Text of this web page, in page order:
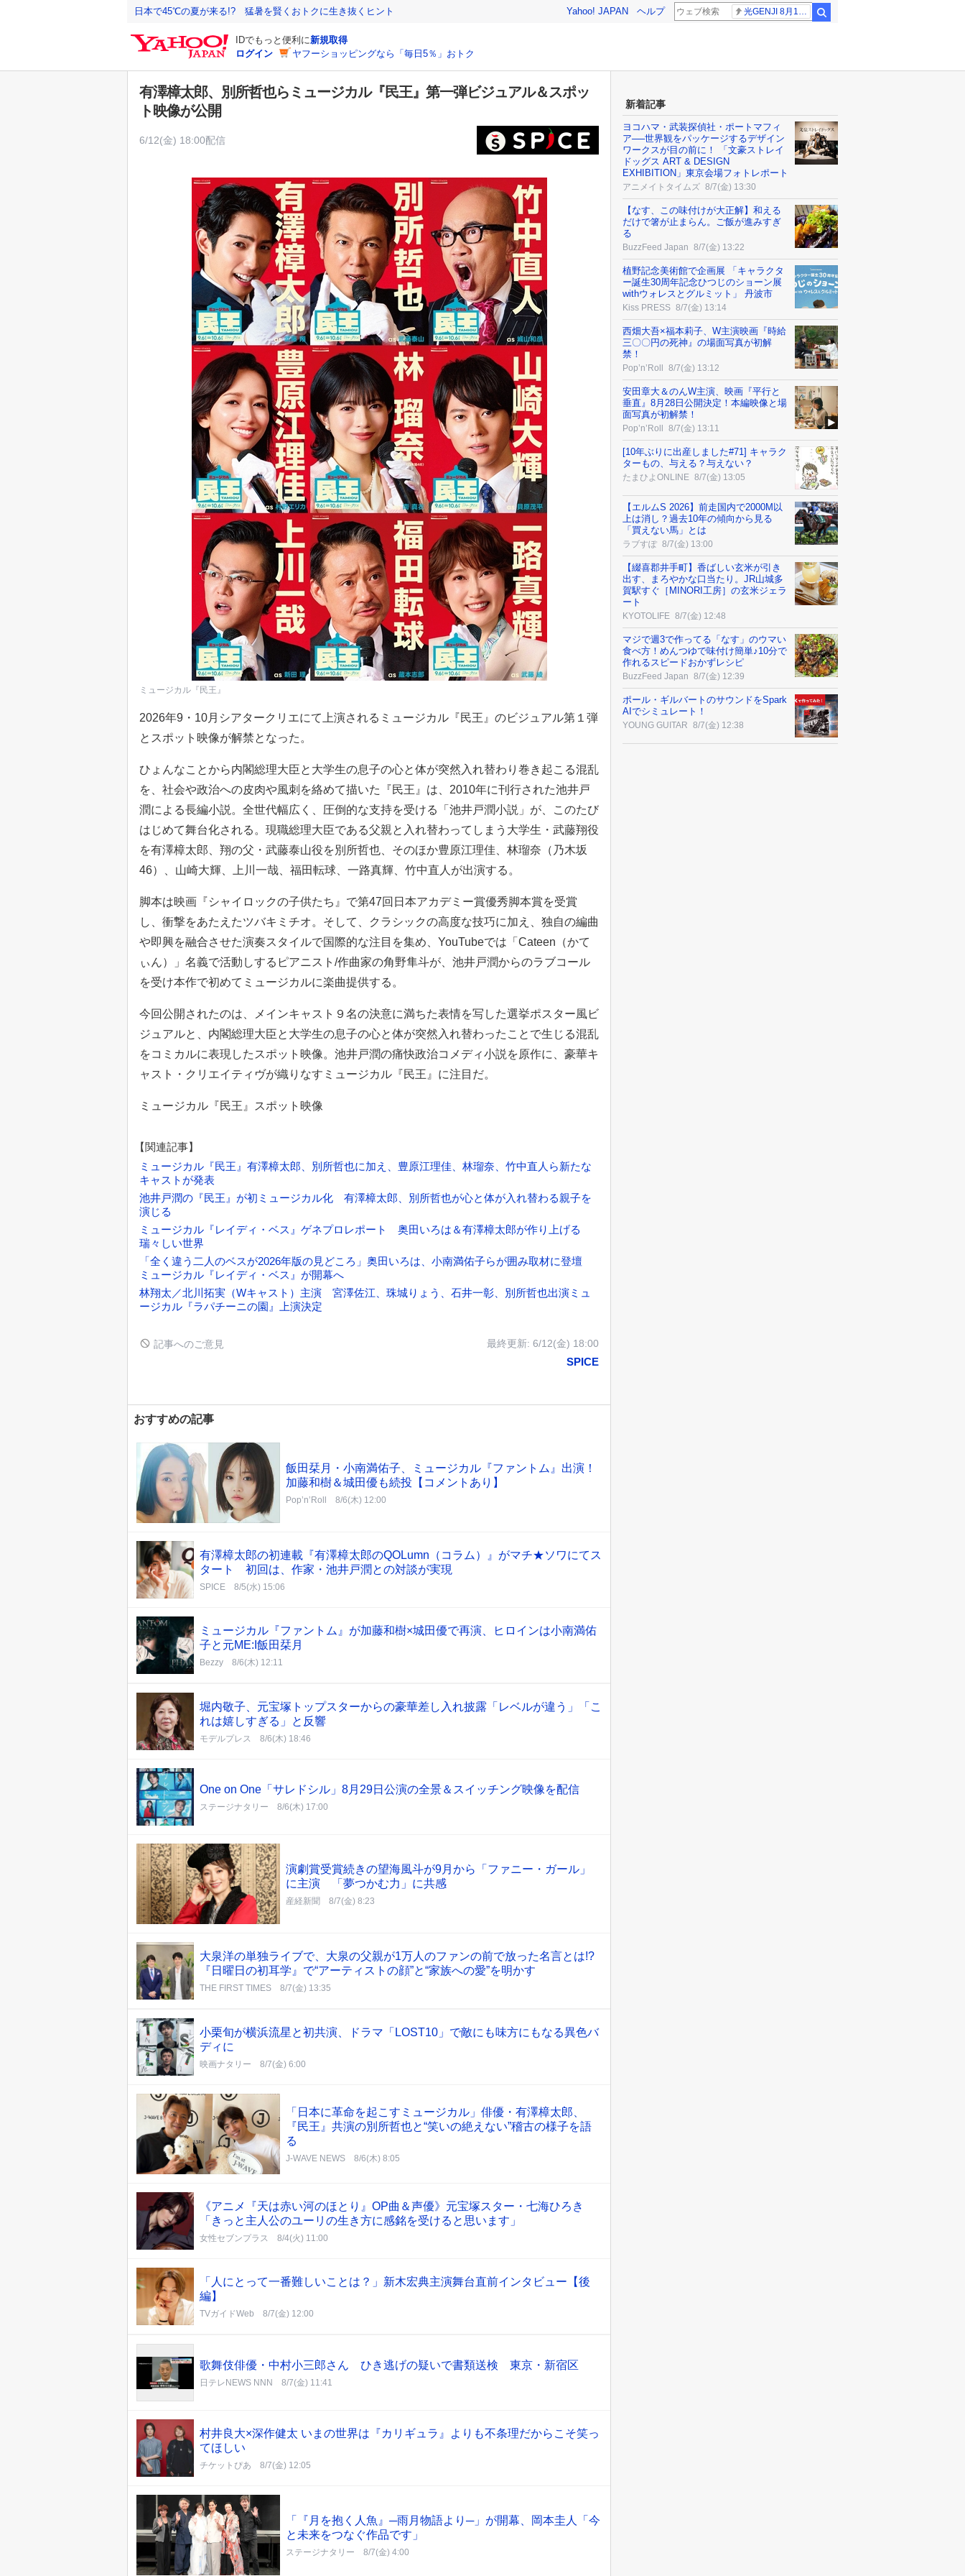
日本で45℃の夏が来る!? 猛暑を賢くおトクに生き抜くヒント Yahoo! JAPAN ヘルプ 光GENJI 8月19日
IDでもっと便利に新規取得
ログイン
ヤフーショッピングなら「毎日5％」おトク
有澤樟太郎、別所哲也らミュージカル『民王』第一弾ビジュアル＆スポッ
ト映像が公開
6/12(金) 18:00配信
ミュージカル『民王』
2026年9・10月シアタークリエにて上演されるミュージカル『民王』のビジュアル第１弾
とスポット映像が解禁となった。
ひょんなことから内閣総理大臣と大学生の息子の心と体が突然入れ替わり巻き起こる混乱
を、社会や政治への皮肉や風刺を絡めて描いた『民王』は、2010年に刊行された池井戸
潤による長編小説。全世代幅広く、圧倒的な支持を受ける「池井戸潤小説」が、このたび
はじめて舞台化される。現職総理大臣である父親と入れ替わってしまう大学生・武藤翔役
を有澤樟太郎、翔の父・武藤泰山役を別所哲也、そのほか豊原江理佳、林瑠奈（乃木坂
46）、山崎大輝、上川一哉、福田転球、一路真輝、竹中直人が出演する。
脚本は映画『シャイロックの子供たち』で第47回日本アカデミー賞優秀脚本賞を受賞
し、衝撃をあたえたツバキミチオ。そして、クラシックの高度な技巧に加え、独自の編曲
や即興を融合させた演奏スタイルで国際的な注目を集め、YouTubeでは「Cateen（かて
ぃん）」名義で活動しするピアニスト/作曲家の角野隼斗が、池井戸潤からのラブコール
を受け本作で初めてミュージカルに楽曲提供する。
今回公開されたのは、メインキャスト９名の決意に満ちた表情を写した選挙ポスター風ビ
ジュアルと、内閣総理大臣と大学生の息子の心と体が突然入れ替わったことで生じる混乱
をコミカルに表現したスポット映像。池井戸潤の痛快政治コメディ小説を原作に、豪華キ
ャスト・クリエイティヴが織りなすミュージカル『民王』に注目だ。
ミュージカル『民王』スポット映像
【関連記事】
ミュージカル『民王』有澤樟太郎、別所哲也に加え、豊原江理佳、林瑠奈、竹中直人ら新たな
キャストが発表
池井戸潤の『民王』が初ミュージカル化 有澤樟太郎、別所哲也が心と体が入れ替わる親子を
演じる
ミュージカル『レイディ・ベス』ゲネプロレポート 奥田いろは＆有澤樟太郎が作り上げる
瑞々しい世界
「全く違う二人のベスが2026年版の見どころ」奥田いろは、小南満佑子らが囲み取材に登壇
ミュージカル『レイディ・ベス』が開幕へ
林翔太／北川拓実（Wキャスト）主演 宮澤佐江、珠城りょう、石井一彰、別所哲也出演ミュ
ージカル『ラパチーニの園』上演決定
記事へのご意見 最終更新: 6/12(金) 18:00
SPICE
おすすめの記事
飯田栞月・小南満佑子、ミュージカル『ファントム』出演！
加藤和樹＆城田優も続投【コメントあり】
Pop’n’Roll 8/6(木) 12:00
有澤樟太郎の初連載『有澤樟太郎のQOLumn（コラム）』がマチ★ソワにてス
タート 初回は、作家・池井戸潤との対談が実現
SPICE 8/5(水) 15:06
ミュージカル『ファントム』が加藤和樹×城田優で再演、ヒロインは小南満佑
子と元ME:I飯田栞月
Bezzy 8/6(木) 12:11
堀内敬子、元宝塚トップスターからの豪華差し入れ披露「レベルが違う」「こ
れは嬉しすぎる」と反響
モデルプレス 8/6(木) 18:46
One on One「サレドシル」8月29日公演の全景＆スイッチング映像を配信
ステージナタリー 8/6(木) 17:00
演劇賞受賞続きの望海風斗が9月から「ファニー・ガール」
に主演 「夢つかむ力」に共感
産経新聞 8/7(金) 8:23
大泉洋の単独ライブで、大泉の父親が1万人のファンの前で放った名言とは!?
『日曜日の初耳学』で“アーティストの顔”と“家族への愛”を明かす
THE FIRST TIMES 8/7(金) 13:35
小栗旬が横浜流星と初共演、ドラマ「LOST10」で敵にも味方にもなる異色バ
ディに
映画ナタリー 8/7(金) 6:00
「日本に革命を起こすミュージカル」俳優・有澤樟太郎、
『民王』共演の別所哲也と“笑いの絶えない”稽古の様子を語
る
J-WAVE NEWS 8/6(木) 8:05
《アニメ『天は赤い河のほとり』OP曲＆声優》元宝塚スター・七海ひろき
「きっと主人公のユーリの生き方に感銘を受けると思います」
女性セブンプラス 8/4(火) 11:00
「人にとって一番難しいことは？」新木宏典主演舞台直前インタビュー【後
編】
TVガイドWeb 8/7(金) 12:00
歌舞伎俳優・中村小三郎さん ひき逃げの疑いで書類送検 東京・新宿区
日テレNEWS NNN 8/7(金) 11:41
村井良大×深作健太 いまの世界は『カリギュラ』よりも不条理だからこそ笑っ
てほしい
チケットぴあ 8/7(金) 12:05
「『月を抱く人魚』─雨月物語より─」が開幕、岡本圭人「今
と未来をつなぐ作品です」
ステージナタリー 8/7(金) 4:00
新着記事
ヨコハマ・武装探偵社・ポートマフィ
ア──世界観をパッケージするデザイン
ワークスが目の前に！ 「文豪ストレイ
ドッグス ART & DESIGN
EXHIBITION」東京会場フォトレポート
アニメイトタイムズ 8/7(金) 13:30
【なす、この味付けが大正解】和える
だけで箸が止まらん。ご飯が進みすぎ
る
BuzzFeed Japan 8/7(金) 13:22
植野記念美術館で企画展 「キャラクタ
ー誕生30周年記念ひつじのショーン展
withウォレスとグルミット」 丹波市
Kiss PRESS 8/7(金) 13:14
西畑大吾×福本莉子、W主演映画『時給
三〇〇円の死神』の場面写真が初解
禁！
Pop’n’Roll 8/7(金) 13:12
安田章大＆のんW主演、映画『平行と
垂直』8月28日公開決定！本編映像と場
面写真が初解禁！
Pop’n’Roll 8/7(金) 13:11
[10年ぶりに出産しました#71] キャラク
ターもの、与える？与えない？
たまひよONLINE 8/7(金) 13:05
【エルムS 2026】前走国内で2000М以
上は消し？過去10年の傾向から見る
「買えない馬」とは
ラブすぽ 8/7(金) 13:00
【綴喜郡井手町】香ばしい玄米が引き
出す、まろやかな口当たり。JR山城多
賀駅すぐ［MINORI工房］の玄米ジェラ
ート
KYOTOLIFE 8/7(金) 12:48
マジで週3で作ってる「なす」のウマい
食べ方！めんつゆで味付け簡単♪10分で
作れるスピードおかずレシピ
BuzzFeed Japan 8/7(金) 12:39
ポール・ギルバートのサウンドをSpark
AIでシミュレート！
YOUNG GUITAR 8/7(金) 12:38